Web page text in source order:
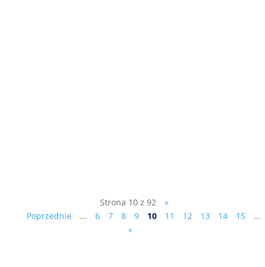
Strona 10 z 92
«
Poprzednie
... 6 7 8 9 10 11 12 13 14 15
...
»